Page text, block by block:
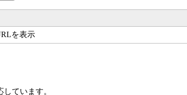
を表示
ています。